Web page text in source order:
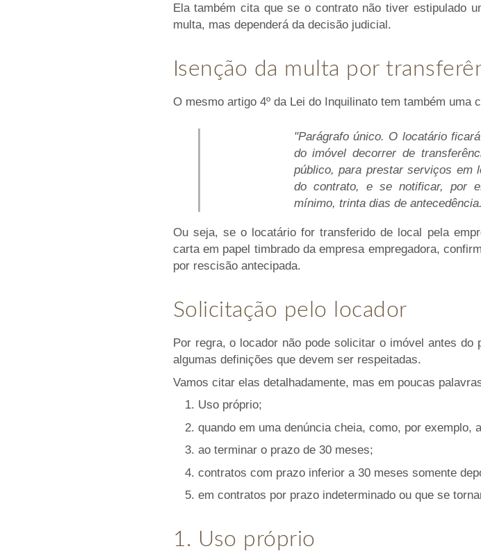
Ela também cita que se o contrato não tiver estipulado
multa, mas dependerá da decisão judicial.
Isenção da multa por
O mesmo artigo 4º da Lei do Inquilinato tem também
"Parágrafo único. O locatário
do imóvel decorrer de
público, para prestar serviços em
do contrato, e se notificar, por
mínimo, trinta dias de
Ou seja, se o locatário for transferido de local pela
carta em papel timbrado da empresa empregadora,
por rescisão antecipada.
Solicitação pelo locador
Por regra, o locador não pode solicitar o imóvel antes
algumas definições que devem ser respeitadas.
Vamos citar elas detalhadamente, mas em poucas
1. Uso próprio;
2. quando em uma denúncia cheia, como, por exemplo,
3. ao terminar o prazo de 30 meses;
4. contratos com prazo inferior a 30 meses somente
5. em contratos por prazo indeterminado ou que se
1. Uso próprio